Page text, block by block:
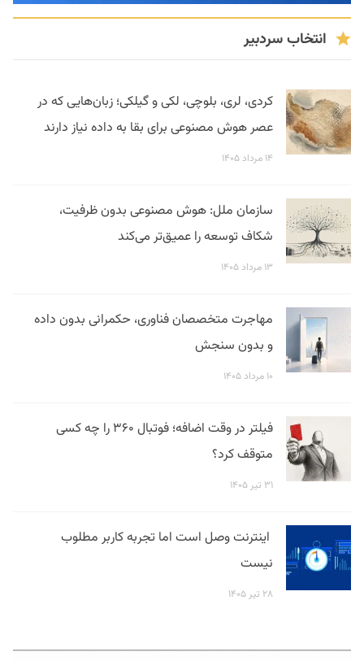
انتخاب سردبیر
کردی، لری، بلوچی، لکی و گیلکی؛ زبان‌هایی که در
عصر هوش مصنوعی برای بقا به داده نیاز دارند
۱۴ مرداد ۱۴۰۵
سازمان ملل: هوش مصنوعی بدون ظرفیت،
شکاف توسعه را عمیق‌تر می‌کند
۱۳ مرداد ۱۴۰۵
مهاجرت متخصصان فناوری، حکمرانی بدون داده
و بدون سنجش
۱۰ مرداد ۱۴۰۵
فیلتر در وقت اضافه؛ فوتبال ۳۶۰ را چه کسی
متوقف کرد؟
۳۱ تیر ۱۴۰۵
اینترنت وصل است اما تجربه کاربر مطلوب
نیست
۲۸ تیر ۱۴۰۵